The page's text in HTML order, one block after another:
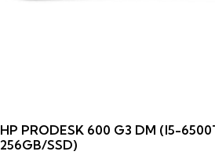
HP PRODESK 600 G3 DM (I5-
256GB/SSD)